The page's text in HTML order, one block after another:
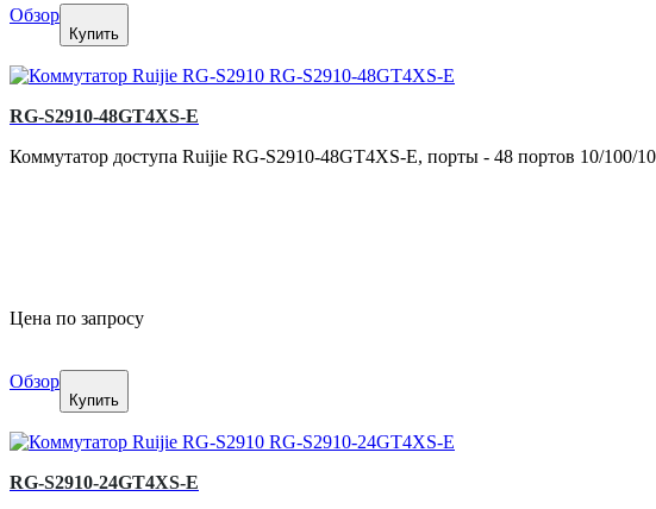
Обзор
Купить
RG-S2910-48GT4XS-E
Коммутатор доступа Ruijie RG-S2910-48GT4XS-E, порты - 48 портов 10/
Цена по запросу
Обзор
Купить
RG-S2910-24GT4XS-E